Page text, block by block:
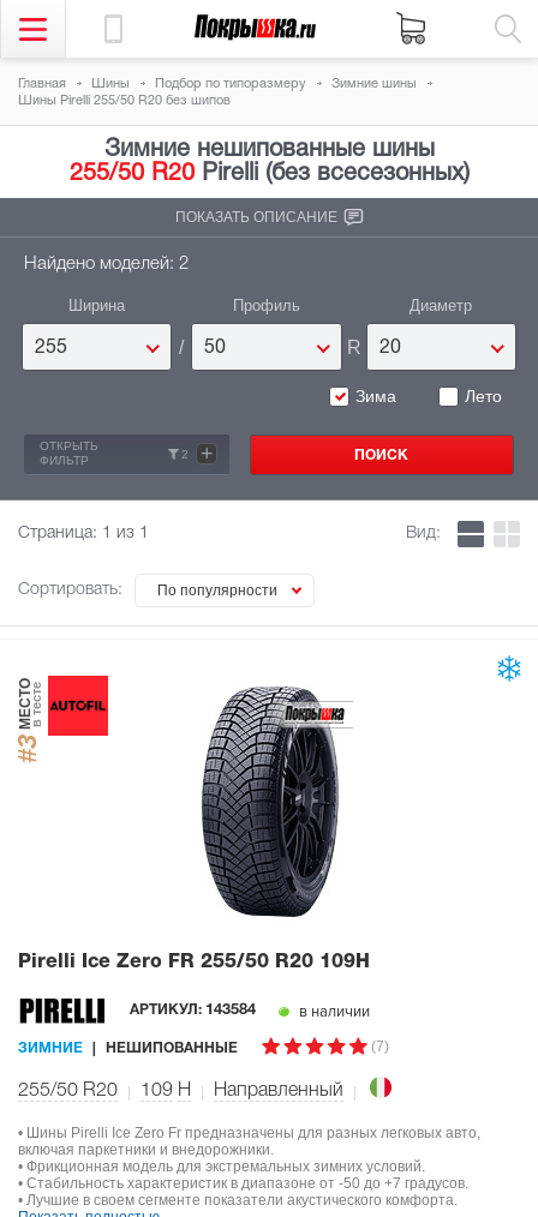
Главная Шины Подбор по типоразмеру
Зимние шины
Шины Pirelli 255/50 R20 без шипов
Зимние нешипованные шины
255/50 R20Pirelli (без всесезонных)
ПОКАЗАТЬ ОПИСАНИЕ
Найдено моделей: 2
Ширина
255 /
Профиль
50 R
Диаметр
20
Зима Лето
ОТКРЫТЬ
ФИЛЬТР
2 +
Страница: 1 из 1
Сортировать: По популярности
Вид:
#3
МЕСТОв тесте
Pirelli Ice Zero FR 255/50 R20 109H
АРТИКУЛ: 143584 в наличии
ЗИМНИЕ НЕШИПОВАННЫЕ (7)
255/50 R20 109 H Направленный
• Шины Pirelli Ice Zero Fr предназначены для разных легковых авто,
включая паркетники и внедорожники.
• Фрикционная модель для экстремальных зимних условий.
• Стабильность характеристик в диапазоне от -50 до +7 градусов.
• Лучшие в своем сегменте показатели акустического комфорта.